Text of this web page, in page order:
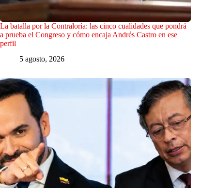
La batalla por la Contraloría: las cinco cualidades que pondrá
a prueba el Congreso y cómo encaja Andrés Castro en ese
perfil
5 agosto, 2026